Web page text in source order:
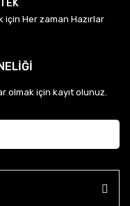
için Her zaman Hazırlar
olmak için kayıt olunuz.